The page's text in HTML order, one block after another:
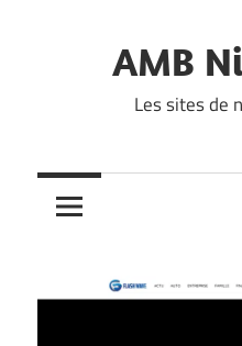
AMB
Les sites de